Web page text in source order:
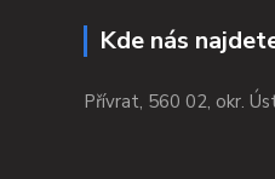
Kde nás
Přívrat, 560 02, okr.